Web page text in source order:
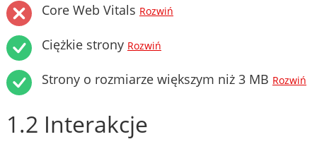
Core Web Vitals Rozwiń
Ciężkie strony Rozwiń
Strony o rozmiarze większym niż 3 MB Rozwiń
1.2 Interakcje